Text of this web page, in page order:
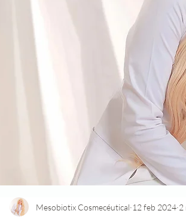
Mesobiotix Cosmecéutical 12 feb 2024 2